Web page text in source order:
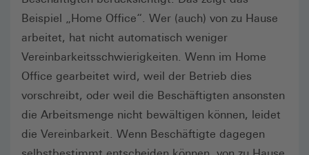
Beispiel „Home Office“. Wer (auch) von zu Hause
arbeitet, hat nicht automatisch weniger
Vereinbarkeitsschwierigkeiten. Wenn im Home
Office gearbeitet wird, weil der Betrieb dies
vorschreibt, oder weil die Beschäftigten ansonsten
die Arbeitsmenge nicht bewältigen können, leidet
die Vereinbarkeit. Wenn Beschäftigte dagegen